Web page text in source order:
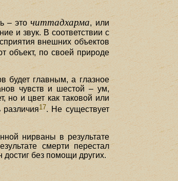
– эточиттадхарма, или
и звук. В соответствии с
внешних объектов
объект, по своей природе
будет главным, а глазное
чувств и шестой – ум,
но и цвет как таковой или
различия17. Не существует
нирваны в результате
смерти перестал
без помощи других.